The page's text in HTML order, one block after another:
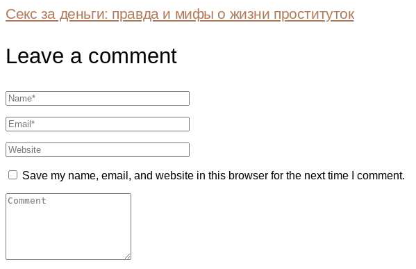
Секс за деньги: правда и мифы о жизни проституток
Leave a comment
Save my name, email, and website in this browser for the next time I comment.